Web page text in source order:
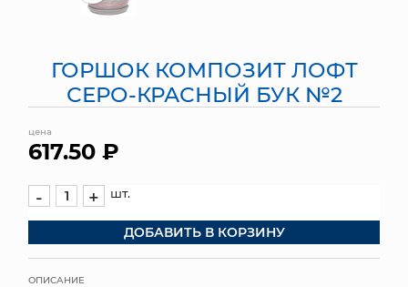
СУНДУКИ
ТОРГОВЫЙ ЦЕНТР
ГОРШОК КОМПОЗИТ ЛОФТ
СЕРО-КРАСНЫЙ БУК №2
цена
617.50 ₽
- + шт.
ДОБАВИТЬ В КОРЗИНУ
ОПИСАНИЕ